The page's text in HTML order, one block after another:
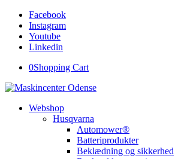
Facebook
Instagram
Youtube
Linkedin
0Shopping Cart
Webshop
Husqvarna
Automower®
Batteriprodukter
Beklædning og sikkerhed